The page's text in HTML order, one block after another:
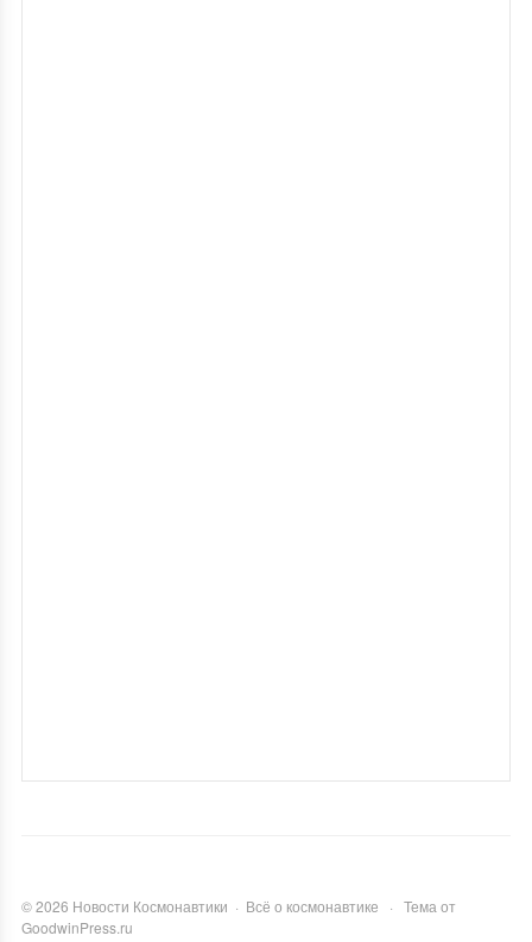
©2026 Новости Космонавтики · Всё о космонавтике · Тема от
GoodwinPress.ru